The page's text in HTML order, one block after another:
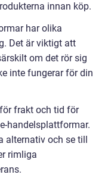
innan köp.
har olika
Det är viktigt att
om det rör sig
inte fungerar för din
frakt och tid för
handelsplattformar.
alternativ och se till
rimliga